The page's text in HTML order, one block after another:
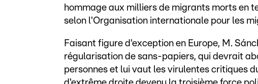
hommage aux milliers de migrants morts en
selon l'Organisation internationale pour les
Faisant figure d'exception en Europe, M.
régularisation de sans-papiers, qui devrait
personnes et lui vaut les virulentes critiques